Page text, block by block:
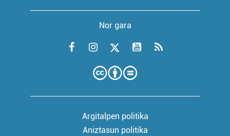
Nor gara
Argitalpen politika
Aniztasun politika